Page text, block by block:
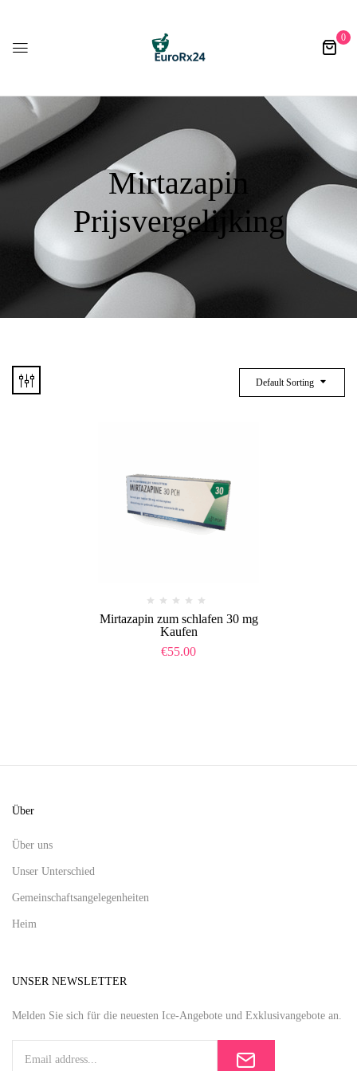
0
Mirtazapin
Prijsvergelijking
Default Sorting
Mirtazapin zum schlafen 30 mg
Kaufen
€55.00
Über
Über uns
Unser Unterschied
Gemeinschaftsangelegenheiten
Heim
UNSER NEWSLETTER
Melden Sie sich für die neuesten Ice-Angebote und Exklusivangebote an.